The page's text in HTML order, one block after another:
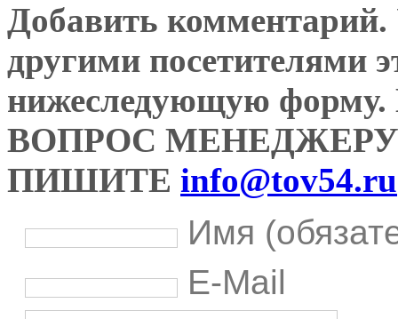
Добавить комментарий.
другими посетителями
нижеследующую
ВОПРОС
ПИШИТЕ info@tov54.ru
Имя
E-Mail